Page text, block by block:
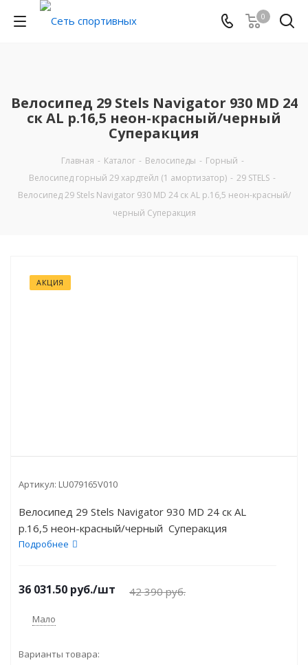
0
Велосипед 29 Stels Navigator 930 MD 24
ск AL р.16,5 неон-красный/черный
Суперакция
Главная - Каталог - Велосипеды - Горный -
Велосипед горный 29 хардтейл (1 амортизатор) - 29 STELS -
Велосипед 29 Stels Navigator 930 MD 24 ск AL р.16,5 неон-красный/
черный Суперакция
АКЦИЯ
Артикул: LU079165V010
Велосипед 29 Stels Navigator 930 MD 24 ск AL
р.16,5 неон-красный/черный Суперакция
Подробнее
36 031.50 руб./шт 42 390руб.
Мало
Варианты товара: